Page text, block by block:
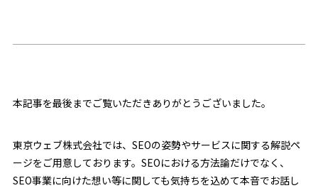
本記事を最後までご覧いただきありがとうございました。
東京ウェブ株式会社では、SEOの姿勢やサービスに関する解説ペ
ージをご用意しております。SEOにおける方法論だけでなく、
SEO事業に向けた想い等に関しても気持ちを込めて本音でお話し